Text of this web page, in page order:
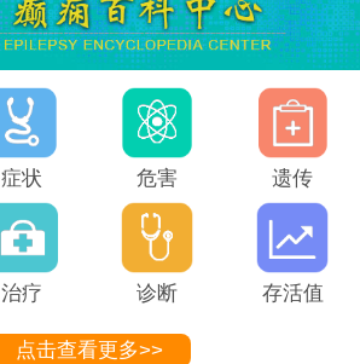
症状 危害 遗传
治疗 诊断 存活值
点击查看更多>>